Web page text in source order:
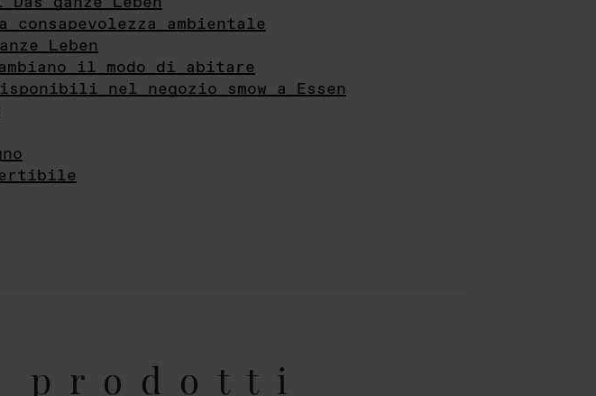
ambientale
Leben
il modo di abitare
nel negozio smow a Essen
prodotti